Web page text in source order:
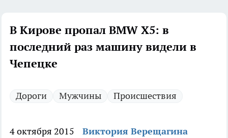
В Кирове пропал BMW X5: в
последний раз машину видели в
Чепецке
Дороги Мужчины Происшествия
4 октября 2015 Виктория Верещагина